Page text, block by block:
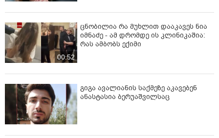
00:52
ცნობილია რა მუხლით დააკავეს ნია
იმნაძე - ამ დრომდე ის კლინიკაშია:
რას ამბობს ექიმი
გიგა ავალიანის საქმეზე აკავებენ
ანასტასია ბერუაშვილსაც